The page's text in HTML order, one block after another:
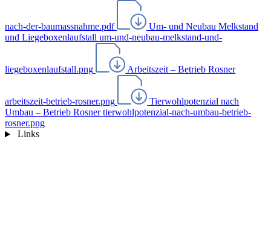
nach-der-baumassnahme.pdf
Um- und Neubau Melkstand
und Liegeboxenlaufstall um-und-neubau-melkstand-und-
liegeboxenlaufstall.png Arbeitszeit – Betrieb Rosner
arbeitszeit-betrieb-rosner.png
Tierwohlpotenzial nach
Umbau – Betrieb Rosner tierwohlpotenzial-nach-umbau-betrieb-
rosner.png
Links